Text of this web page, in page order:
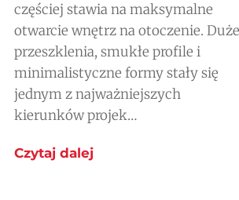
częściej stawia na maksymalne
otwarcie wnętrz na otoczenie. Duże
przeszklenia, smukłe profile i
minimalistyczne formy stały się
jednym z najważniejszych
kierunków projek…
Czytaj dalej